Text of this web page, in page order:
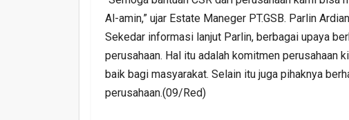
Al-amin,” ujar Estate Maneger PT.GSB. Parlin
Sekedar informasi lanjut Parlin, berbagai upaya
perusahaan. Hal itu adalah komitmen perusahaan
baik bagi masyarakat. Selain itu juga pihaknya
perusahaan.(09/Red)